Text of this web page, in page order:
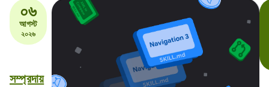
০৬
আগস্ট
২০২৬
সম্প্রদায়